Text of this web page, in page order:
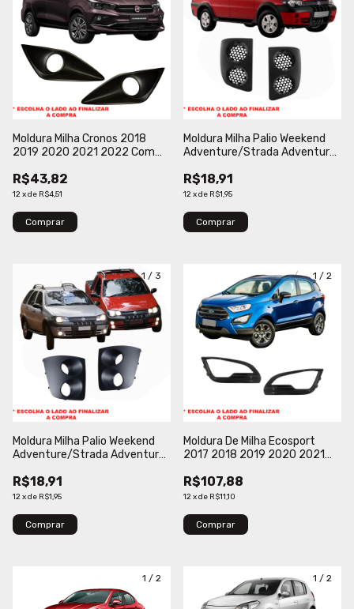
Moldura Milha Cronos 2018
2019 2020 2021 2022 Com
R$43,82
12xde R$4,51
Comprar
Moldura Milha Palio Weekend
Adventure/Strada Adventure
Furo Preto Texturizado
BLAWER
R$18,91
12xde R$1,95
Comprar
1 / 3
Moldura Milha Palio Weekend
Adventure/Strada Adventure
Furo Preto Texturizado
BLAWER
R$18,91
12xde R$1,95
Comprar
1 / 2
Moldura De Milha Ecosport
2017 2018 2019 2020 2021
R$107,88
12xde R$11,10
Comprar
1 / 2 1 / 2